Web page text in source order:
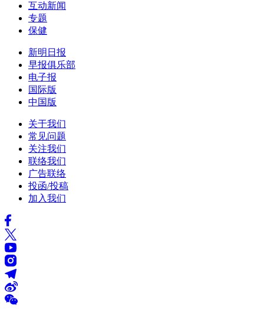
互动新闻
专题
保健
新明日报
早报俱乐部
电子报
国际版
中国版
关于我们
常见问题
关注我们
联络我们
广告联络
投函/投稿
加入我们